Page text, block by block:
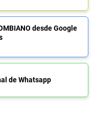
desde Google
de Whatsapp